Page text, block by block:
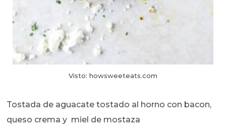
Visto: howsweeteats.com
Tostada de aguacate tostado al horno con bacon,
queso crema y miel de mostaza